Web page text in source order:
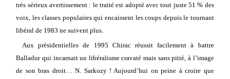
très sérieux avertissement : le traité est adopté avec tout juste 51 % des
voix, les classes populaires qui encaissent les coups depuis le tournant
libéral de 1983 ne suivent plus.
Aux présidentielles de 1995 Chirac réussit facilement à battre
Balladur qui incarnait un libéralisme cravaté mais sans pitié, à l’image
de son bras droit… N. Sarkozy ! Aujourd’hui on peine à croire que